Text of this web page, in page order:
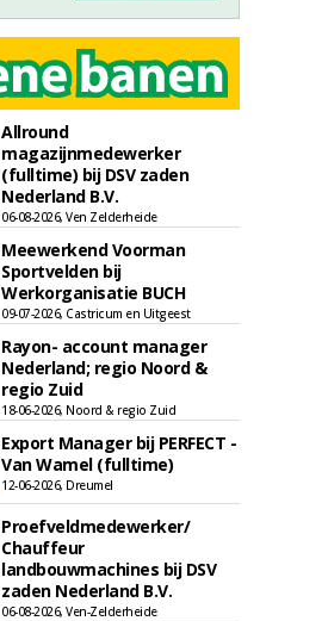
Allround
magazijnmedewerker
(fulltime) bij DSV zaden
Nederland B.V.
06-08-2026, Ven Zelderheide
Meewerkend Voorman
Sportvelden bij
Werkorganisatie BUCH
09-07-2026, Castricum en Uitgeest
Rayon- account manager
Nederland; regio Noord &
regio Zuid
18-06-2026, Noord & regio Zuid
Export Manager bij PERFECT -
Van Wamel (fulltime)
12-06-2026, Dreumel
Proefveldmedewerker/
Chauffeur
landbouwmachines bij DSV
zaden Nederland B.V.
06-08-2026, Ven-Zelderheide